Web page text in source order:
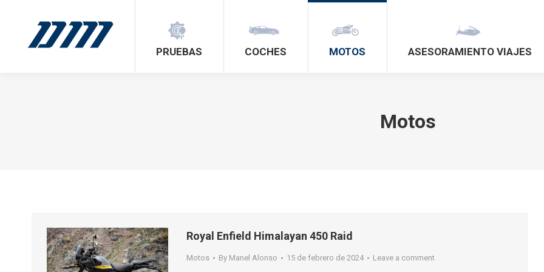
PRUEBAS COCHES MOTOS ASESORAMIENTO VIAJES
Motos
Royal Enfield Himalayan 450 Raid
Motos By Manel Alonso 15 de febrero de 2024 Leave a comment